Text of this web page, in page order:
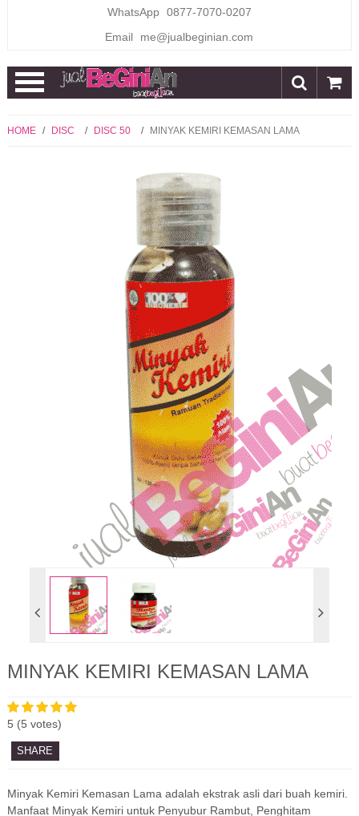
WhatsApp 0877-7070-0207
Email
me@jualbeginian.com
Open
Menu
HOME / DISC / DISC 50 / MINYAK KEMIRI KEMASAN LAMA
MINYAK KEMIRI KEMASAN LAMA
5 (5 votes)
SHARE
Minyak Kemiri Kemasan Lama adalah ekstrak asli dari buah kemiri.
Manfaat Minyak Kemiri untuk Penyubur Rambut, Penghitam